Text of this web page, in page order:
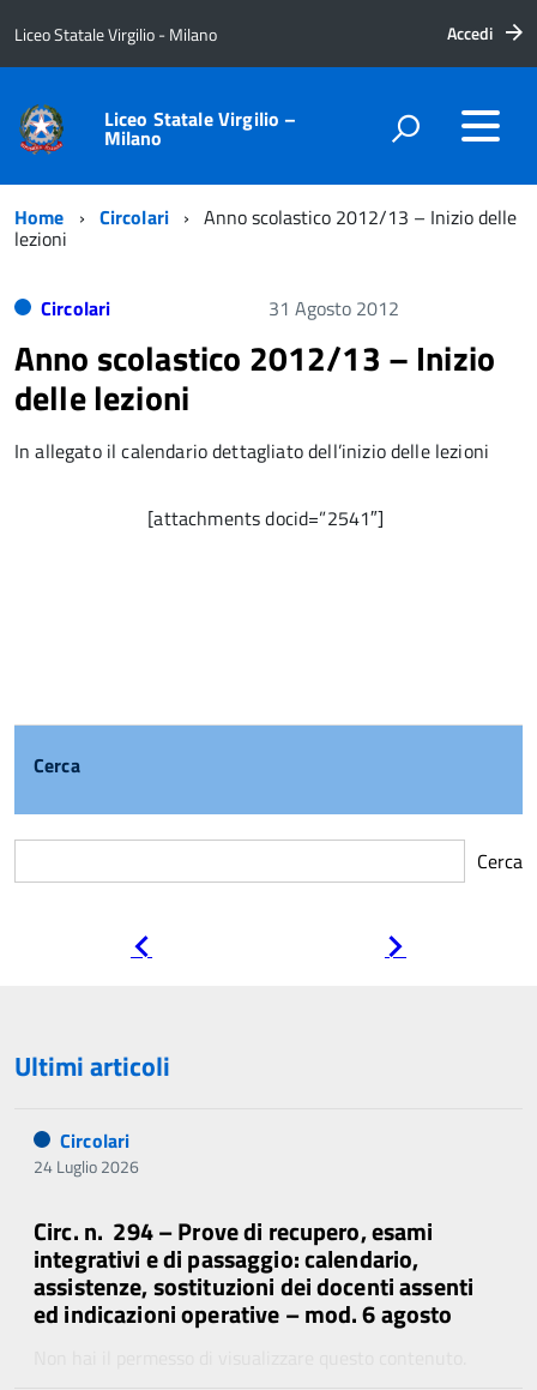
Liceo Statale Virgilio - Milano Accedi
Liceo Statale Virgilio –
Milano
Home Circolari Anno scolastico 2012/13 – Inizio delle
lezioni
Circolari 31 Agosto 2012
Anno scolastico 2012/13 – Inizio
delle lezioni
In allegato il calendario dettagliato dell’inizio delle lezioni
[attachments docid=”2541″]
Cerca
Cerca
Ultimi articoli
Circolari
24 Luglio 2026
Circ. n. 294 – Prove di recupero, esami
integrativi e di passaggio: calendario,
assistenze, sostituzioni dei docenti assenti
ed indicazioni operative – mod. 6 agosto